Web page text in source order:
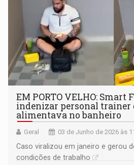
EM PORTO VELHO: Smart
indenizar personal trainer
alimentava no banheiro
Geral 03 de Junho de 2026 às
Caso viralizou em janeiro e gerou
condições de trabalho